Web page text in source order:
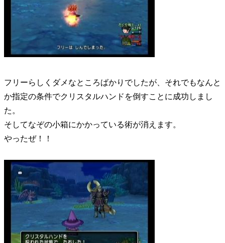
フリーらしくダメなところばかりでしたが、それでもなんと
か指定の条件でクリスタルハンドを倒すことに成功しまし
た。
そしてなぞの小箱にかかっている術が消えます。
やったぜ！！